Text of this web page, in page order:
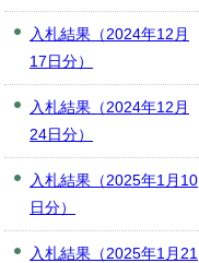
入札結果（2024年12月
17日分）
入札結果（2024年12月
24日分）
入札結果（2025年1月10
日分）
入札結果（2025年1月21